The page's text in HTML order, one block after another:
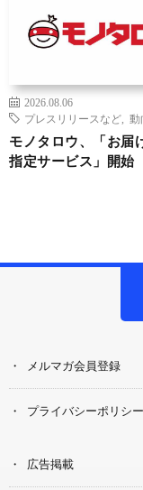
2026.08.06
プレスリリースなど
動
モノタロウ、「お届
指定サービス」開始
メルマガ会員登録
プライバシーポリシー
広告掲載